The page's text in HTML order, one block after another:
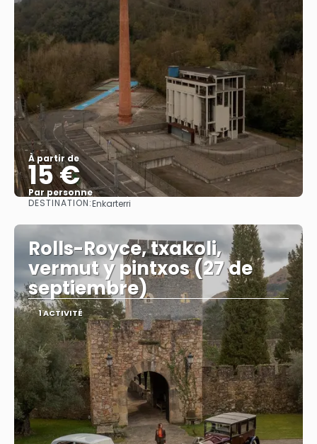
À partir de
15 €
Par personne
DESTINATION:Enkarterri
Rolls-Royce, txakoli,
vermut y pintxos (27 de
septiembre)
1 ACTIVITÉ